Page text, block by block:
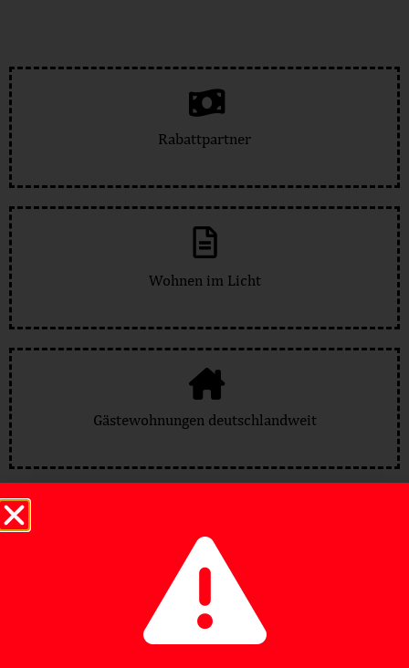
Rabattpartner
Wohnen im Licht
Gästewohnungen deutschlandweit
SBV Besucherwohnungen